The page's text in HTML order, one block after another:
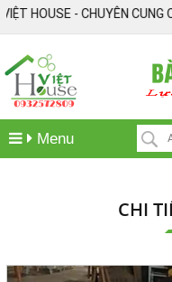
HOUSE - CHUYÊN CUNG
Menu
CHI